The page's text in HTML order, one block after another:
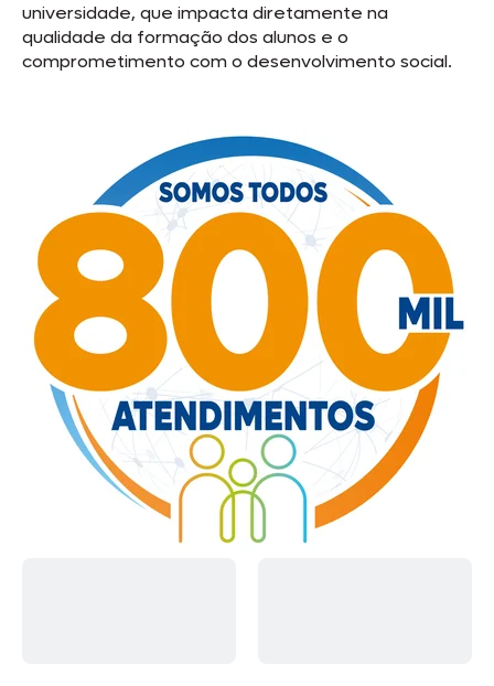
universidade, que impacta diretamente na
qualidade da formação dos alunos e o
comprometimento com o desenvolvimento social.